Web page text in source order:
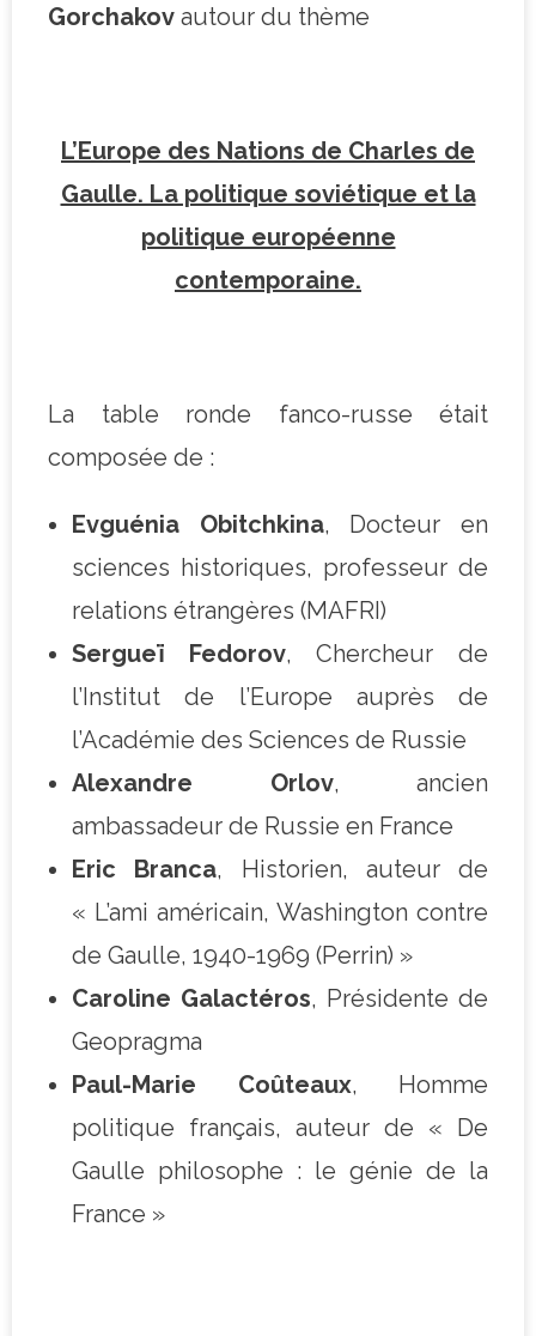
Gorchakov autour du thème
L’Europe des Nations de Charles de
Gaulle. La politique soviétique et la
politique européenne
contemporaine.
La table ronde fanco-russe était
composée de :
Evguénia Obitchkina, Docteur en
sciences historiques, professeur de
relations étrangères (MAFRI)
Sergueï Fedorov, Chercheur de
l’Institut de l’Europe auprès de
l’Académie des Sciences de Russie
Alexandre Orlov, ancien
ambassadeur de Russie en France
Eric Branca, Historien, auteur de
« L’ami américain, Washington contre
de Gaulle, 1940-1969 (Perrin) »
Caroline Galactéros, Présidente de
Geopragma
Paul-Marie Coûteaux, Homme
politique français, auteur de « De
Gaulle philosophe : le génie de la
France »